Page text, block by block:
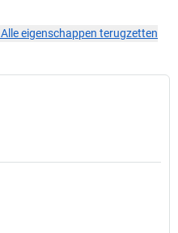
Alle eigenschappen terugzetten